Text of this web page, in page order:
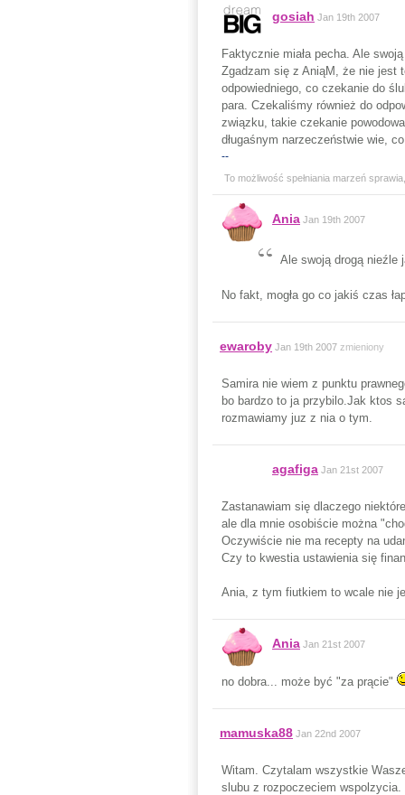
gosiah Jan 19th 2007
Faktycznie miała pecha. Ale
Zgadzam się z AniąM, że nie jest
odpowiedniego, co czekanie do
para. Czekaliśmy również do
związku, takie czekanie
długaśnym narzeczeństwie wie,
--
To możliwość spełniania marzeń
Ania Jan 19th 2007
Ale swoją drogą nieźle
No fakt, mogła go co jakiś czas
ewaroby Jan 19th 2007 zmieniony
Samira nie wiem z punktu
bo bardzo to ja przybilo.Jak ktos
rozmawiamy juz z nia o tym.
agafiga Jan 21st 2007
Zastanawiam się dlaczego
ale dla mnie osobiście można
Oczywiście nie ma recepty na
Czy to kwestia ustawienia się
Ania, z tym fiutkiem to wcale nie
Ania Jan 21st 2007
no dobra... może być "za prącie"
mamuska88 Jan 22nd 2007
Witam. Czytalam wszystkie
slubu z rozpoczeciem